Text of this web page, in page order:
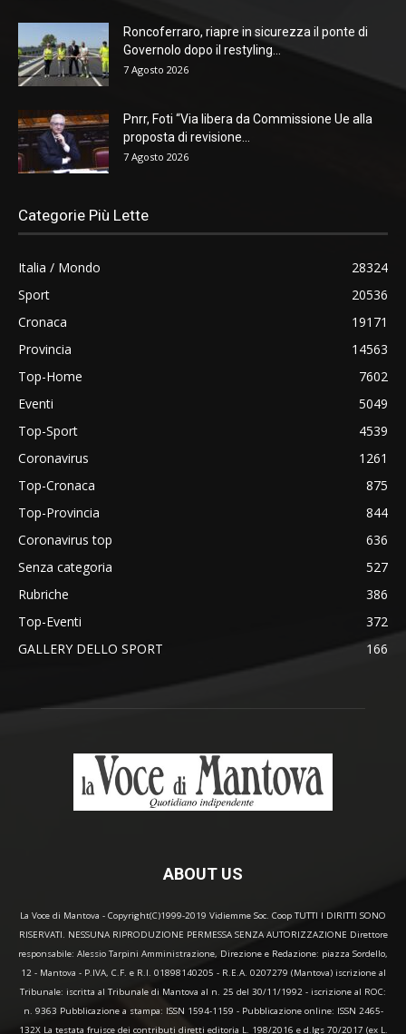
Roncoferraro, riapre in sicurezza il ponte di
Governolo dopo il restyling...
7 Agosto 2026
Pnrr, Foti “Via libera da Commissione Ue alla
proposta di revisione...
7 Agosto 2026
Categorie Più Lette
Italia / Mondo
28324
Sport
20536
Cronaca
19171
Provincia
14563
Top-Home
7602
Eventi
5049
Top-Sport
4539
Coronavirus
1261
Top-Cronaca
875
Top-Provincia
844
Coronavirus top
636
Senza categoria
527
Rubriche
386
Top-Eventi
372
GALLERY DELLO SPORT
166
ABOUT US
La Voce di Mantova - Copyright(C)1999-2019 Vidiemme Soc. Coop TUTTI I DIRITTI SONO
RISERVATI. NESSUNA RIPRODUZIONE PERMESSA SENZA AUTORIZZAZIONE Direttore
responsabile: Alessio Tarpini Amministrazione, Direzione e Redazione: piazza Sordello,
12 - Mantova - P.IVA, C.F. e R.I. 01898140205 - R.E.A. 0207279 (Mantova) iscrizione al
Tribunale: iscritta al Tribunale di Mantova al n. 25 del 30/11/1992 - iscrizione al ROC:
n. 9363 Pubblicazione a stampa: ISSN 1594-1159 - Pubblicazione online: ISSN 2465-
132X La testata fruisce dei contributi diretti editoria L. 198/2016 e d.lgs 70/2017 (ex L.